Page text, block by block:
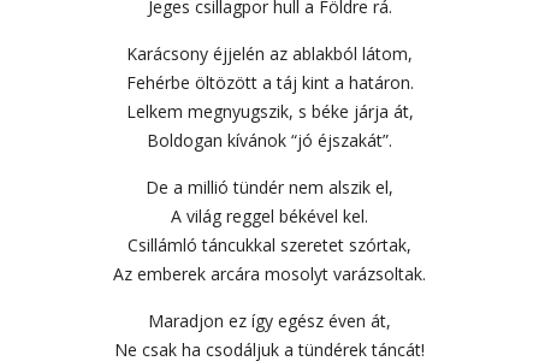
Jeges csillagpor hull a Földre rá.
Karácsony éjjelén az ablakból látom,
Fehérbe öltözött a táj kint a határon.
Lelkem megnyugszik, s béke járja át,
Boldogan kívánok “jó éjszakát”.
De a millió tündér nem alszik el,
A világ reggel békével kel.
Csillámló táncukkal szeretet szórtak,
Az emberek arcára mosolyt varázsoltak.
Maradjon ez így egész éven át,
Ne csak ha csodáljuk a tündérek táncát!